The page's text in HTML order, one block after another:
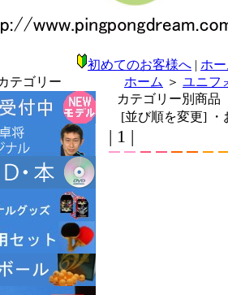
初めてのお客様へ | ホ
テゴリー
ホーム ＞ ユニフ
カテゴリー別商品
[並び順を変更]
| 1 |